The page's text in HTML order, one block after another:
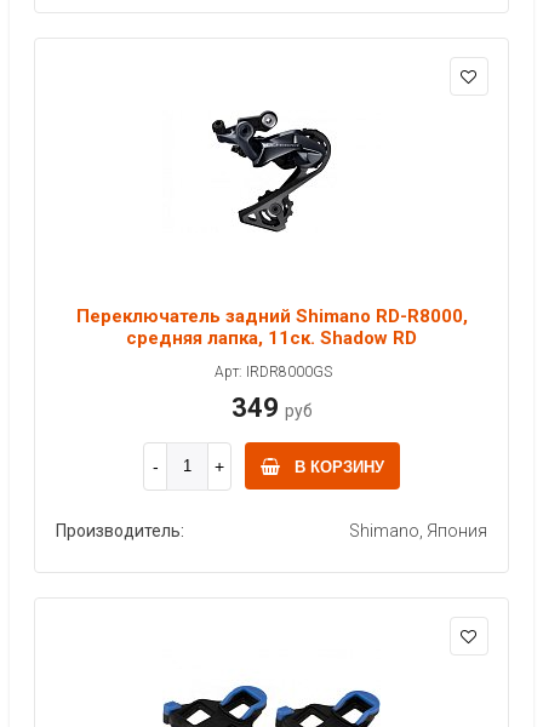
Переключатель задний Shimano RD-R8000,
средняя лапка, 11ск. Shadow RD
Арт: IRDR8000GS
349 руб
В КОРЗИНУ
Производитель: Shimano, Япония